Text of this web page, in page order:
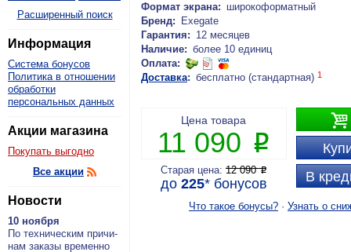
Расширенный поиск
Информация
Система бонусов
Политика в отношении
обработки
персональных данных
Акции магазина
Покупать выгодно
Все акции
Новости
10 ноября
По тех­ни­че­ским при­чи­
нам за­ка­зы вре­мен­но
Формат экрана: широкоформатный
Бренд:
Exegate
Гарантия: 12 месяцев
Наличие: более 10 единиц
Оплата:
Доставка: бесплатно (стандартная) 1

В
Цена товара
11 090 P
Старая цена:12 090P
до 225*бонусов
Что такое бонусы? · Узнать о